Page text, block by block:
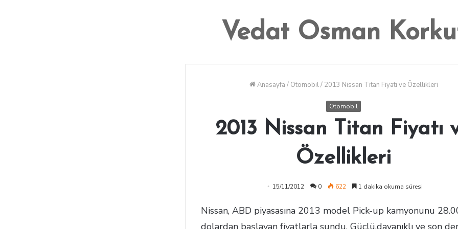
Vedat Osman
Anasayfa / Otomobil/ 2013 Nissan Titan Fiyatı ve Özellikleri
Otomobil
2013 Nissan Titan Fiyatı
Özellikleri
15/11/2012 0 622 1 dakika okuma süresi
Nissan, ABD piyasasına 2013 model Pick-up kamyonunu
dolardan başlayan fiyatlarla sundu. Güçlü,dayanıklı ve son